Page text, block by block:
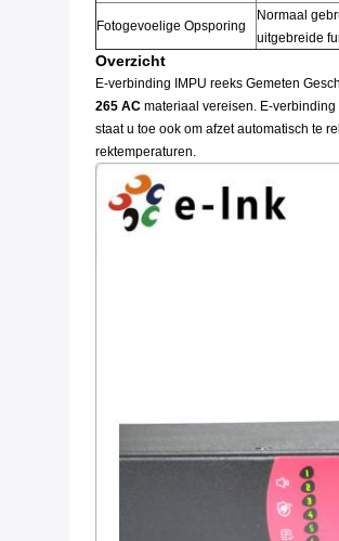
Fotogevoelige Opsporing
Normaal
uitgebreide
Overzicht
E-verbinding IMPU reeks Gemeten
265 AC materiaal vereisen. E-
staat u toe ook om afzet automatisch te
rektemperaturen.